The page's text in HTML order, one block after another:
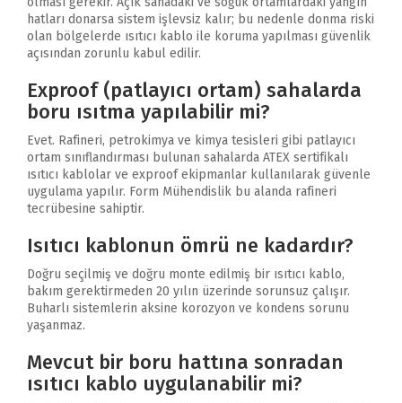
hatları donarsa sistem işlevsiz kalır; bu nedenle donma riski
olan bölgelerde ısıtıcı kablo ile koruma yapılması güvenlik
açısından zorunlu kabul edilir.
Exproof (patlayıcı ortam) sahalarda
boru ısıtma yapılabilir mi?
Evet. Rafineri, petrokimya ve kimya tesisleri gibi patlayıcı
ortam sınıflandırması bulunan sahalarda ATEX sertifikalı
ısıtıcı kablolar ve exproof ekipmanlar kullanılarak güvenle
uygulama yapılır. Form Mühendislik bu alanda rafineri
tecrübesine sahiptir.
Isıtıcı kablonun ömrü ne kadardır?
Doğru seçilmiş ve doğru monte edilmiş bir ısıtıcı kablo,
bakım gerektirmeden 20 yılın üzerinde sorunsuz çalışır.
Buharlı sistemlerin aksine korozyon ve kondens sorunu
yaşanmaz.
Mevcut bir boru hattına sonradan
ısıtıcı kablo uygulanabilir mi?